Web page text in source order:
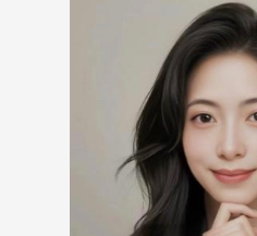
及加拿大大学招生
Plans）、选校匹配
Selection）、文书
（Essay Revision）
（Interview
他尤其擅长通过叙
及深度访谈，帮助
经历与个人价值，
竞争力的申请故事
Alex始终坚持以学
入了解学生与家庭
与实际可行性之间
庭高效、透明地完
导学生已成功获得
学、哥伦比亚大学
学、布朗大学、康
普金斯大学、巴纳
学院、加州大学伯